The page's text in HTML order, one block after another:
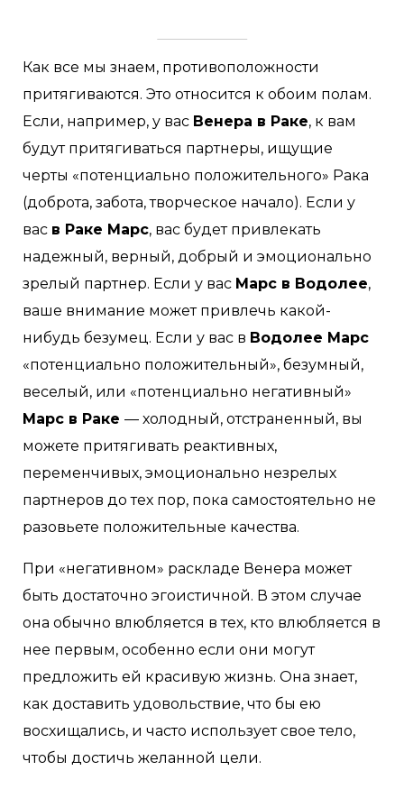
Как все мы знаем, противоположности
притягиваются. Это относится к обоим полам.
Если, например, у вас Венера в Раке, к вам
будут притягиваться партнеры, ищущие
черты «потенциально положительного» Рака
(доброта, забота, творческое начало). Если у
вас в Раке Марс, вас будет привлекать
надежный, верный, добрый и эмоционально
зрелый партнер. Если у вас Марс в Водолее,
ваше внимание может привлечь какой-
нибудь безумец. Если у вас в Водолее Марс
«потенциально положительный», безумный,
веселый, или «потенциально негативный»
Марс в Раке — холодный, отстраненный, вы
можете притягивать реактивных,
переменчивых, эмоционально незрелых
партнеров до тех пор, пока самостоятельно не
разовьете положительные качества.
При «негативном» раскладе Венера может
быть достаточно эгоистичной. В этом случае
она обычно влюбляется в тех, кто влюбляется в
нее первым, особенно если они могут
предложить ей красивую жизнь. Она знает,
как доставить удовольствие, что бы ею
восхищались, и часто использует свое тело,
чтобы достичь желанной цели.